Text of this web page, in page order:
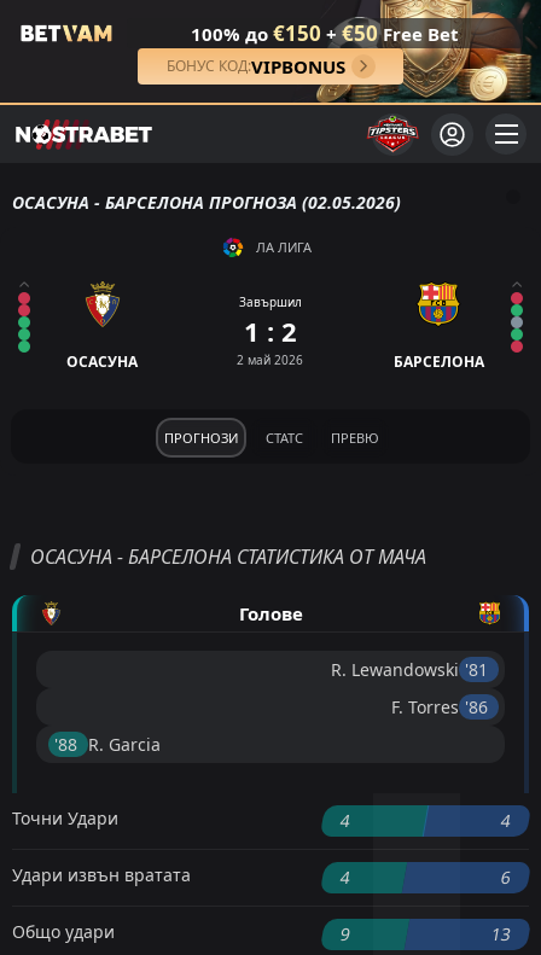
100% до €150 + €50Free Bet
БОНУС КОД:VIPBONUS
ОСАСУНА - БАРСЕЛОНА ПРОГНОЗА (02.05.2026)
ЛА ЛИГА
ОСАСУНА
Завършил
1 : 2
2 май 2026 БАРСЕЛОНА
ПРОГНОЗИ СТАТС ПРЕВЮ
ОСАСУНА - БАРСЕЛОНА СТАТИСТИКА ОТ МАЧА
Голове
R. Lewandowski '81 ︎
F. Torres '86 ︎
'88 ︎ R. Garcia
Точни Удари 4 4
Удари извън вратата 4 6
Общо удари 9 13